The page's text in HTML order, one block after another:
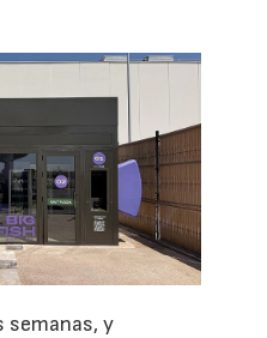
semanas, y